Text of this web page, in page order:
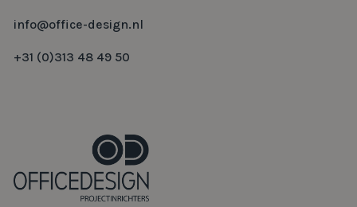
info@office-design.nl
+31 (0)313 48 49 50